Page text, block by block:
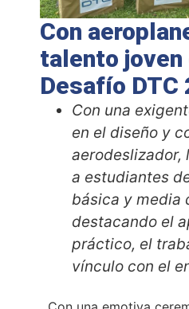
Con
talento joven
Desafío DTC
Con una
en el diseño y
aerodeslizador,
a estudiantes
básica y media
destacando el
práctico, el
vínculo con el